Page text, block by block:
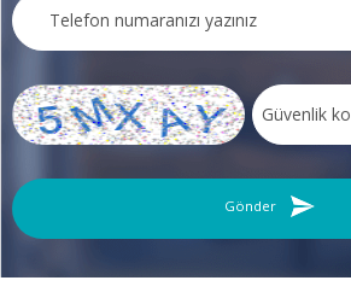
Gönder
Bilgi almak ve üye olmak için tıklayınız
Soru